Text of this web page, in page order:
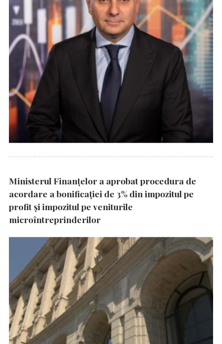
Ministerul Finanțelor a aprobat procedura de
acordare a bonificației de 3% din impozitul pe
profit și impozitul pe veniturile
microîntreprinderilor